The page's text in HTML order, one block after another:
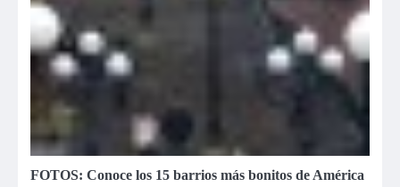
FOTOS: Conoce los 15 barrios más bonitos de América